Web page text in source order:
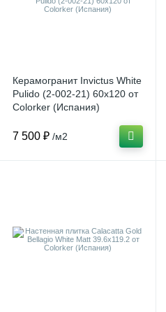
Керамогранит Invictus White
Pulido (2-002-21) 60x120 от
Colorker (Испания)
7 500 ₽ /м2